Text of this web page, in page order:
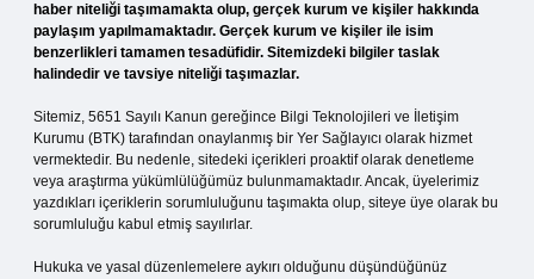
haber niteliği taşımamakta olup, gerçek kurum ve kişiler hakkında
paylaşım yapılmamaktadır. Gerçek kurum ve kişiler ile isim
benzerlikleri tamamen tesadüfidir. Sitemizdeki bilgiler taslak
halindedir ve tavsiye niteliği taşımazlar.
Sitemiz, 5651 Sayılı Kanun gereğince Bilgi Teknolojileri ve İletişim
Kurumu (BTK) tarafından onaylanmış bir Yer Sağlayıcı olarak hizmet
vermektedir. Bu nedenle, sitedeki içerikleri proaktif olarak denetleme
veya araştırma yükümlülüğümüz bulunmamaktadır. Ancak, üyelerimiz
yazdıkları içeriklerin sorumluluğunu taşımakta olup, siteye üye olarak bu
sorumluluğu kabul etmiş sayılırlar.
Hukuka ve yasal düzenlemelere aykırı olduğunu düşündüğünüz